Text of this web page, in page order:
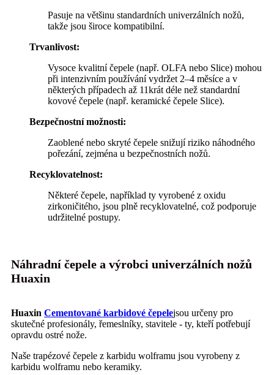
Pasuje na většinu standardních univerzálních nožů,
takže jsou široce kompatibilní.
Trvanlivost:
Vysoce kvalitní čepele (např. OLFA nebo Slice) mohou
při intenzivním používání vydržet 2–4 měsíce a v
některých případech až 11krát déle než standardní
kovové čepele (např. keramické čepele Slice).
Bezpečnostní možnosti:
Zaoblené nebo skryté čepele snižují riziko náhodného
pořezání, zejména u bezpečnostních nožů.
Recyklovatelnost:
Některé čepele, například ty vyrobené z oxidu
zirkoničitého, jsou plně recyklovatelné, což podporuje
udržitelné postupy.
Náhradní čepele a výrobci univerzálních nožů
Huaxin
Huaxin Cementované karbidové čepelejsou určeny pro
skutečné profesionály, řemeslníky, stavitele - ty, kteří potřebují
opravdu ostré nože.
Naše trapézové čepele z karbidu wolframu jsou vyrobeny z
karbidu wolframu nebo keramiky.